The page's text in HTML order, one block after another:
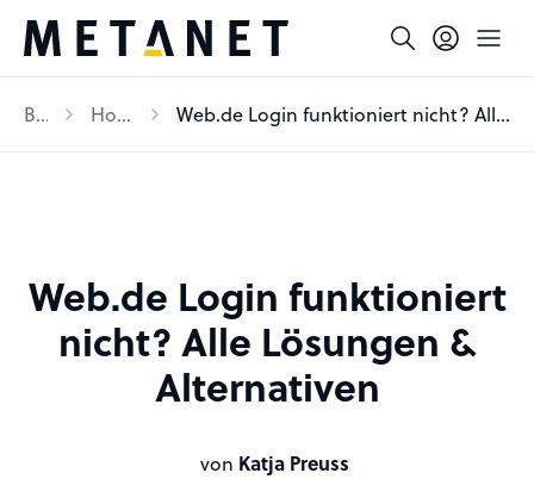
Blog Hosting Web.de Login funktioniert nicht? Alle Lösungen & Alternativen
Web.de Login funktioniert
nicht? Alle Lösungen &
Alternativen
von Katja Preuss